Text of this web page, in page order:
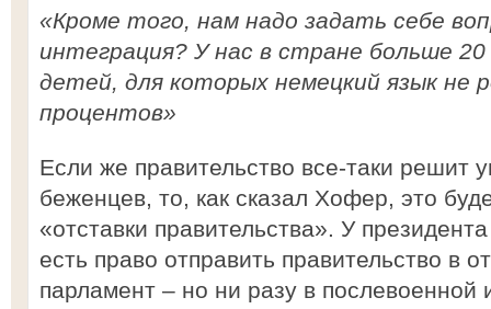
«Кроме того, нам надо задать себе
интеграция? У нас в стране больше
детей, для которых немецкий язык не
процентов»
Если же правительство все-таки решит
беженцев, то, как сказал Хофер, это
«отставки правительства». У
есть право отправить правительство в
парламент – но ни разу в послевоенной